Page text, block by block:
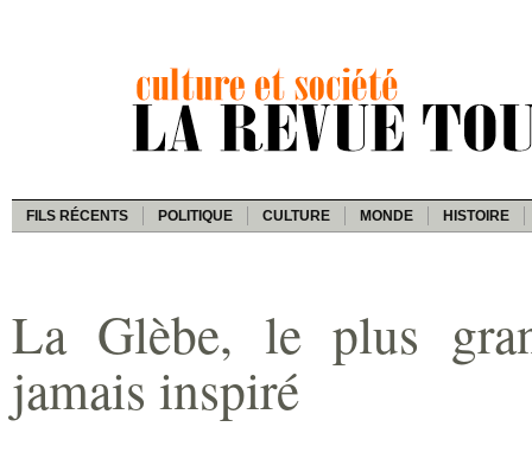
FILS RÉCENTS POLITIQUE CULTURE MONDE HISTOIRE
La Glèbe, le plus
jamais inspiré